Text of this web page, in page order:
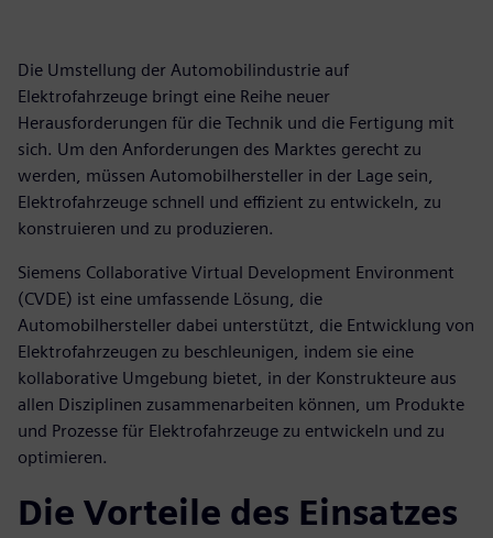
Die Umstellung der Automobilindustrie auf
Elektrofahrzeuge bringt eine Reihe neuer
Herausforderungen für die Technik und die Fertigung mit
sich. Um den Anforderungen des Marktes gerecht zu
werden, müssen Automobilhersteller in der Lage sein,
Elektrofahrzeuge schnell und effizient zu entwickeln, zu
konstruieren und zu produzieren.
Siemens Collaborative Virtual Development Environment
(CVDE) ist eine umfassende Lösung, die
Automobilhersteller dabei unterstützt, die Entwicklung von
Elektrofahrzeugen zu beschleunigen, indem sie eine
kollaborative Umgebung bietet, in der Konstrukteure aus
allen Disziplinen zusammenarbeiten können, um Produkte
und Prozesse für Elektrofahrzeuge zu entwickeln und zu
optimieren.
Die Vorteile des Einsatzes